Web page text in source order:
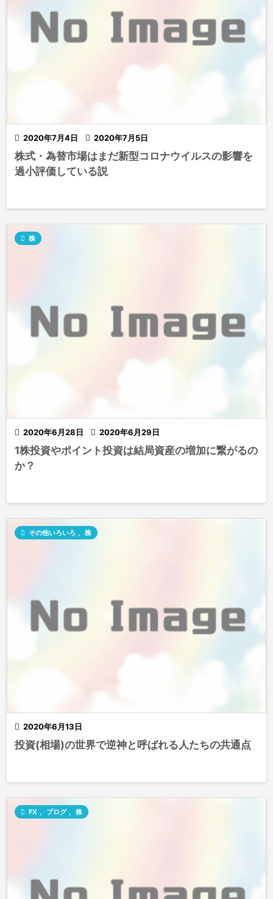
 2020年7月4日  2020年7月5日
株式・為替市場はまだ新型コロナウイルスの影響を
過小評価している説
 2020年6月28日  2020年6月29日
 株
1株投資やポイント投資は結局資産の増加に繋がるの
か？
 2020年6月13日
 その他いろいろ , 株
投資(相場)の世界で逆神と呼ばれる人たちの共通点
 FX , ブログ , 株